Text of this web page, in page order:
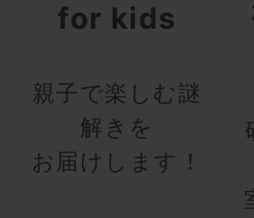
for kids
親子で楽しむ謎
解きを
お届けします！